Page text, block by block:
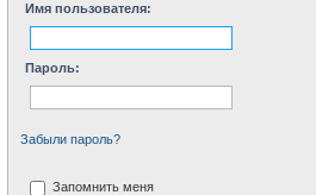
Имя пользователя:
Пароль:
Забыли пароль?
Запомнить меня